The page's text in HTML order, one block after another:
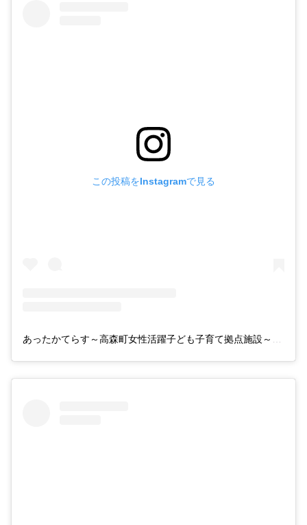
この投稿をInstagramで見る